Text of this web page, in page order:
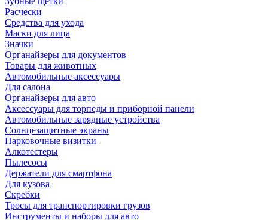
Расчески
Средства для ухода
Маски для лица
Значки
Органайзеры для документов
Товары для животных
Автомобильные аксессуары
Для салона
Органайзеры для авто
Аксессуары для торпеды и приборной панели
Автомобильные зарядные устройства
Солнцезащитные экраны
Парковочные визитки
Алкотестеры
Пылесосы
Держатели для смартфона
Для кузова
Скребки
Тросы для транспортировки грузов
Инструменты и наборы для авто